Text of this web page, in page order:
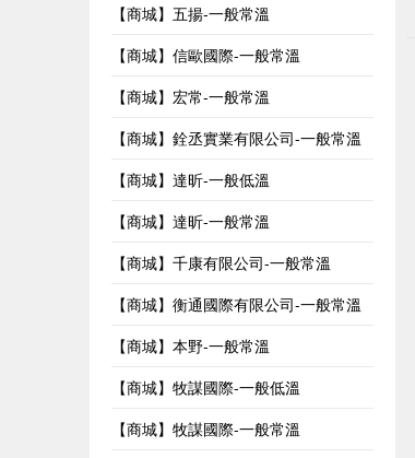
【商城】五揚-一般常溫
【商城】信歐國際-一般常溫
【商城】宏常-一般常溫
【商城】銓丞實業有限公司-一般常溫
【商城】達昕-一般低溫
【商城】達昕-一般常溫
【商城】千康有限公司-一般常溫
【商城】衡通國際有限公司-一般常溫
【商城】本野-一般常溫
【商城】牧謀國際-一般低溫
【商城】牧謀國際-一般常溫